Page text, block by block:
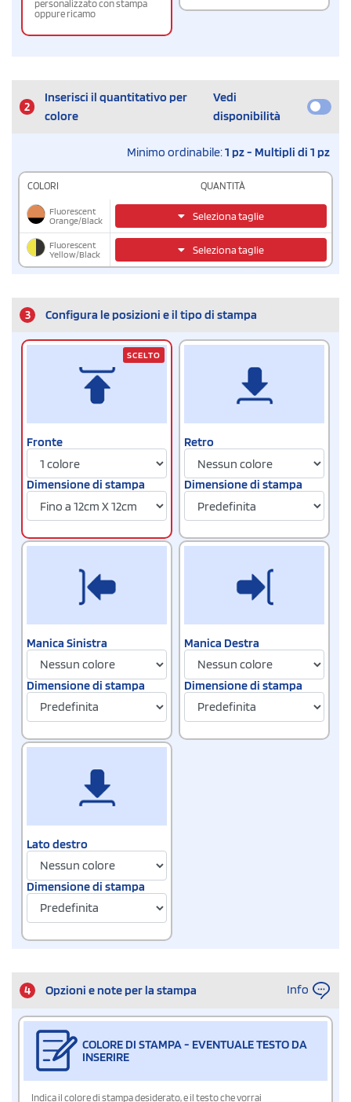
personalizzato con stampa
oppure ricamo
2
Inserisci il quantitativo per
colore
Vedi
disponibilità
Minimo ordinabile:1 pz - Multipli di 1 pz
COLORI QUANTITÀ
Fluorescent
Orange/Black
Seleziona taglie
Fluorescent
Yellow/Black
Seleziona taglie
3 Configura le posizioni e il tipo di stampa
Fronte
Dimensione di stampa
SCELTO
Retro
Dimensione di stampa
Manica Sinistra
Dimensione di stampa
Manica Destra
Dimensione di stampa
Lato destro
Dimensione di stampa
4 Opzioni e note per la stampa Info
COLORE DI STAMPA - EVENTUALE TESTO DA
INSERIRE
Indica il colore di stampa desiderato, e il testo che vorrai